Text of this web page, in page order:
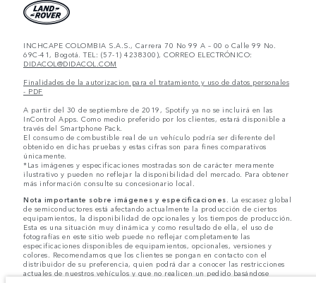
INCHCAPE COLOMBIA S.A.S., Carrera 70 No 99 A – 00 o Calle 99 No.
69C-41, Bogotá. TEL: (57-1) 4238300), CORREO ELECTRÓNICO:
DIDACOL@DIDACOL.COM
Finalidades de la autorizacion para el tratamiento y uso de datos personales
- PDF
A partir del 30 de septiembre de 2019, Spotify ya no se incluirá en las
InControl Apps. Como medio preferido por los clientes, estará disponible a
través del Smartphone Pack.
El consumo de combustible real de un vehículo podría ser diferente del
obtenido en dichas pruebas y estas cifras son para fines comparativos
únicamente.
*Las imágenes y especificaciones mostradas son de carácter meramente
ilustrativo y pueden no reflejar la disponibilidad del mercado. Para obtener
más información consulte su concesionario local.
Nota importante sobre imágenes y especificaciones. La escasez global
de semiconductores está afectando actualmente la producción de ciertos
equipamientos, la disponibilidad de opcionales y los tiempos de producción.
Esta es una situación muy dinámica y como resultado de ella, el uso de
fotografías en este sitio web puede no reflejar completamente las
especificaciones disponibles de equipamientos, opcionales, versiones y
colores. Recomendamos que los clientes se pongan en contacto con el
distribuidor de su preferencia, quien podrá dar a conocer las restricciones
actuales de nuestros vehículos y que no realicen un pedido basándose